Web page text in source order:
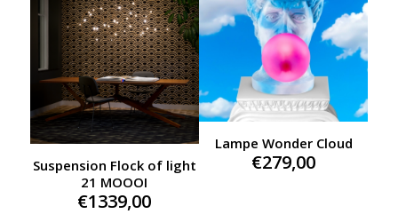
Suspension Flock of light
21 MOOOI
€1339,00
Lampe Wonder Cloud
€279,00